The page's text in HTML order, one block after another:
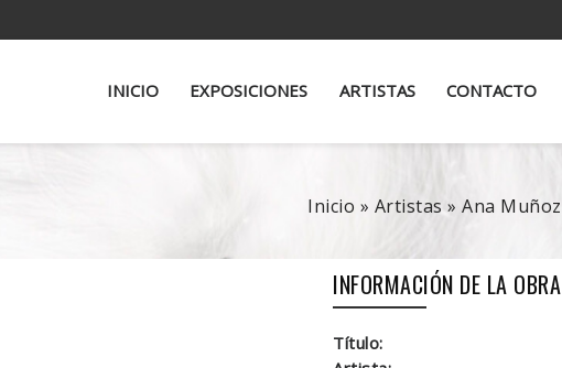
INICIO EXPOSICIONES ARTISTAS CONTACTO
Inicio » Artistas »Ana Muñoz
INFORMACIÓN DE LA OBRA
Título: